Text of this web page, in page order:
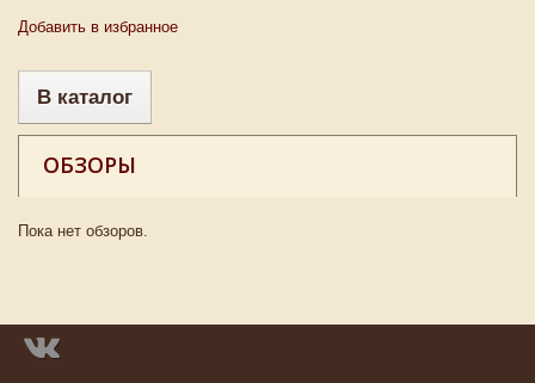
Добавить в избранное
В каталог
ОБЗОРЫ
Пока нет обзоров.